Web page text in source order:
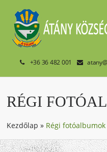
+36 36 482 001
RÉGI
Kezdőlap » Régi fotóalbumok